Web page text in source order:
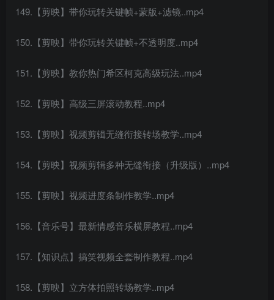
149.【剪映】带你玩转关键帧+蒙版+滤镜..mp4
150.【剪映】带你玩转关键帧+不透明度..mp4
151.【剪映】教你热门希区柯克高级玩法..mp4
152.【剪映】高级三屏滚动教程..mp4
153.【剪映】视频剪辑无缝衔接转场教学..mp4
154.【剪映】视频剪辑多种无缝衔接（升级版）..mp4
155.【剪映】视频进度条制作教学..mp4
156.【音乐号】最新情感音乐横屏教程..mp4
157.【知识点】搞笑视频全套制作教程..mp4
158.【剪映】立方体拍照转场教学..mp4